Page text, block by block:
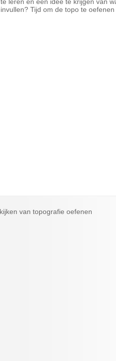
invullen? Tijd om de topo te